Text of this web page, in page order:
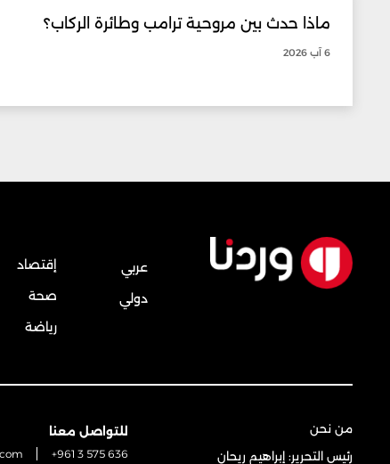
ماذا حدث بين مروحية ترامب وطائرة الركاب؟
6 آب 2026
عربي
دولي
إقتصاد
صحة
رياضة
من نحن
رئيس التحرير: إبراهيم ريحان
للتواصل معنا
+961 3 575 636